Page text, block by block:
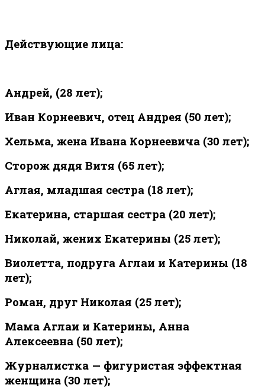
Действующие лица:
Андрей, (28 лет);
Иван Корнеевич, отец Андрея (50 лет);
Хельма, жена Ивана Корнеевича (30 лет);
Сторож дядя Витя (65 лет);
Аглая, младшая сестра (18 лет);
Екатерина, старшая сестра (20 лет);
Николай, жених Екатерины (25 лет);
Виолетта, подруга Аглаи и Катерины (18
лет);
Роман, друг Николая (25 лет);
Мама Аглаи и Катерины, Анна
Алексеевна (50 лет);
Журналистка — фигуристая эффектная
женщина (30 лет);